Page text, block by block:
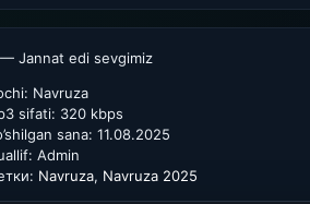
Jannat edi sevgimiz
Navruza
sifati: 320 kbps
sana: 11.08.2025
Admin
Navruza, Navruza 2025